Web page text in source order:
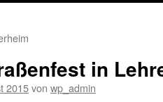
in
2015von wp_admin